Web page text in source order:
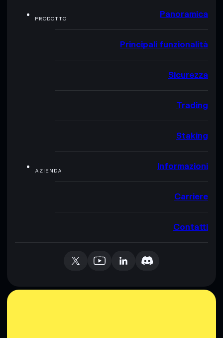
PRODOTTO Panoramica
Principali funzionalità
Sicurezza
Trading
Staking
AZIENDA Informazioni
Carriere
Contatti